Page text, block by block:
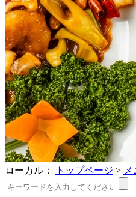
ローカル： トップページ >